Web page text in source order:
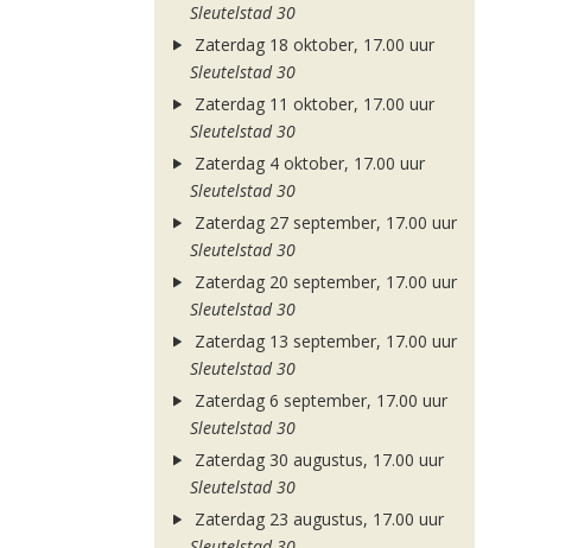
Sleutelstad 30
Zaterdag 18 oktober, 17.00 uur
Sleutelstad 30
Zaterdag 11 oktober, 17.00 uur
Sleutelstad 30
Zaterdag 4 oktober, 17.00 uur
Sleutelstad 30
Zaterdag 27 september, 17.00 uur
Sleutelstad 30
Zaterdag 20 september, 17.00 uur
Sleutelstad 30
Zaterdag 13 september, 17.00 uur
Sleutelstad 30
Zaterdag 6 september, 17.00 uur
Sleutelstad 30
Zaterdag 30 augustus, 17.00 uur
Sleutelstad 30
Zaterdag 23 augustus, 17.00 uur